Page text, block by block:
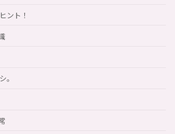
ント！
。